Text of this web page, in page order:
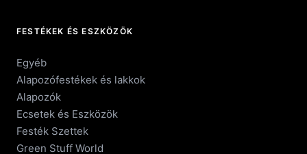
FESTÉKEK ÉS ESZKÖZÖK
Egyéb
Alapozófestékek és lakkok
Alapozók
Ecsetek és Eszközök
Festék Szettek
Green Stuff World